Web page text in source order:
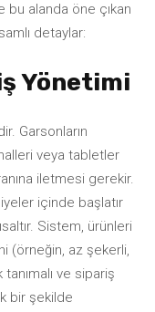
bu alanda öne çıkan
detaylar:
Yönetimi
Garsonların
veya tabletler
iletmesi gerekir.
içinde başlatır
Sistem, ürünleri
(örneğin, az şekerli,
ve sipariş
bir şekilde